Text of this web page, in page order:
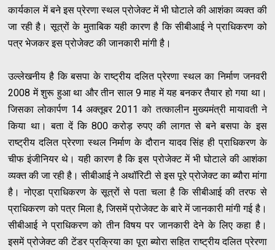
कार्यकाल में बने इस प्रेरणा स्थल प्रोजेक्ट में भी घोटाले की आशंका व्यक्त की
जा रही है। सूत्रों के मुताबिक यही कारण है कि सीबीआई ने प्राधिकरण को
पत्र भेजकर इस प्रोजेक्ट की जानकारी मांगी है।
उल्लेखनीय है कि बसपा के राष्ट्रीय दलित प्रेरणा स्थल का निर्माण जनवरी
2008 में शुरू हुआ था और तीन साल 9 माह में यह बनकर तैयार हो गया था।
जिसका लोकार्पण 14 अक्तूबर 2011 को तत्कालीन मुख्यमंत्री मायावती ने
किया था। बता दें कि 800 करोड़ रुपए की लागत से बने बसपा के इस
राष्ट्रीय दलित प्रेरणा स्थल निर्माण के दौरान यादव सिंह ही प्राधिकरण के
चीफ इंजीनियर थे। यही कारण है कि इस प्रोजेक्ट में भी घोटाले की आशंका
व्यक्त की जा रही है। सीबीआई ने अथॉरिटी से इस पूरे प्रोजेक्ट का ब्यौरा मांगा
है। नोएडा प्राधिकरण के सूत्रों से पता चला है कि सीबीआई की तरफ से
प्राधिकरण को पत्र मिला है, जिसमें प्रोजेक्ट के बारे में जानकारी मांगी गई है।
सीबीआई ने प्राधिकरण को तीन विषय पर जानकारी देने के लिए कहा है।
इसमें प्रोजेक्ट की टेंडर प्रक्रिया का पूरा ब्योरा सहित राष्ट्रीय दलित प्रेरणा